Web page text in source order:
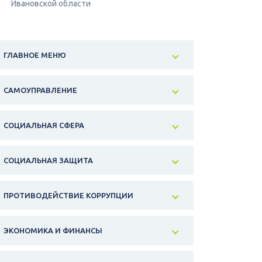
Ивановской области
ГЛАВНОЕ МЕНЮ
САМОУПРАВЛЕНИЕ
СОЦИАЛЬНАЯ СФЕРА
СОЦИАЛЬНАЯ ЗАЩИТА
ПРОТИВОДЕЙСТВИЕ КОРРУПЦИИ
ЭКОНОМИКА И ФИНАНСЫ